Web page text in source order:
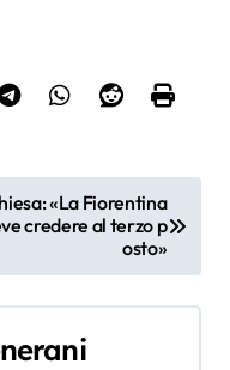
«La Fiorentina
credere al terzo p
osto»